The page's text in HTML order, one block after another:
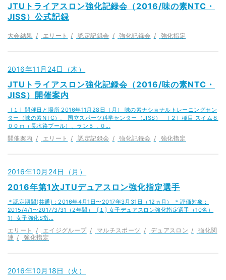
JTUトライアスロン強化記録会（2016/味の素NTC・
JISS）公式記録
大会結果 エリート 認定記録会 強化記録会 強化指定
2016年11月24日（木）
JTUトライアスロン強化記録会（2016/味の素NTC・
JISS）開催案内
［１］開催日と場所 2016年11月28日（月） 味の素ナショナルトレーニングセン
ター（味の素NTC）、 国立スポーツ科学センター（JISS） ［２］種目 スイム８
００ｍ（長水路プール）、ラン５，０…
開催案内 エリート 認定記録会 強化記録会 強化指定
2016年10月24日（月）
2016年第1次JTUデュアスロン強化指定選手
＊認定期間(共通)：2016年4月1日〜2017年3月31日（12ヵ月） ＊評価対象：
2015/4/1〜2017/3/31（2年間） [１] 女子デュアスロン強化指定選手（10名）
1）女子強化S指…
エリート エイジグループ マルチスポーツ デュアスロン
強化関
連
強化指定
2016年10月18日（火）